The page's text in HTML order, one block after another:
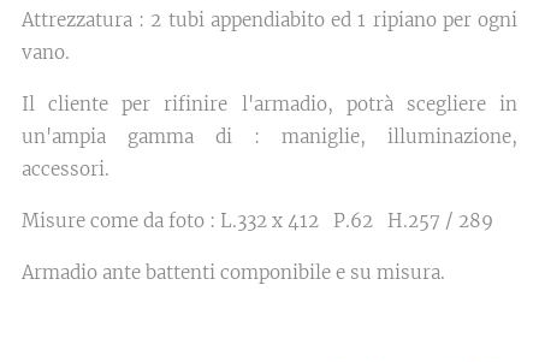
Attrezzatura : 2 tubi appendiabito ed 1 ripiano per ogni
vano.
Il cliente per rifinire l'armadio, potrà scegliere in
un'ampia gamma di : maniglie, illuminazione,
accessori.
Misure come da foto : L.332 x 412 P.62 H.257 / 289
Armadio ante battenti componibile e su misura.